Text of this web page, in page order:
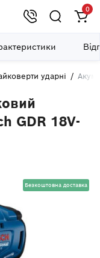
0
ударні
GDR 18V-
Безкоштовна доставка